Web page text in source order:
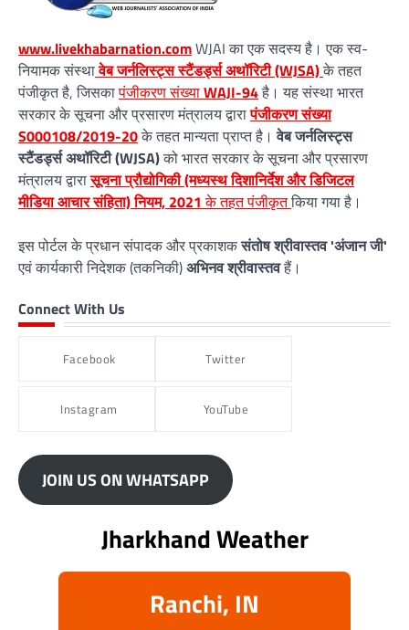
www.livekhabarnation.comWJAI का एक सदस्य है। एक स्व-
नियामक संस्थावेब जर्नलिस्ट्स स्टैंडर्ड्स अथॉरिटी (WJSA)के तहत
पंजीकृत है, जिसकापंजीकरण संख्याWAJI-94है। यह संस्था भारत
सरकार के सूचना और प्रसारण मंत्रालय द्वारापंजीकरण संख्या
S000108/2019-20के तहत मान्यता प्राप्त है।वेब जर्नलिस्ट्स
स्टैंडर्ड्स अथॉरिटी (WJSA)को भारत सरकार के सूचना और प्रसारण
मंत्रालय द्वारासूचना प्रौद्योगिकी (मध्यस्थ दिशानिर्देश और डिजिटल
मीडिया आचार संहिता) नियम, 2021 के तहत पंजीकृतकिया गया है।
इस पोर्टल के प्रधान संपादक और प्रकाशकसंतोष श्रीवास्तव 'अंजान जी'
एवं कार्यकारी निदेशक (तकनिकी)अभिनव श्रीवास्तवहैं।
Connect With Us
Facebook Twitter
Instagram YouTube
JOIN US ON WHATSAPP
Jharkhand Weather
Ranchi, IN